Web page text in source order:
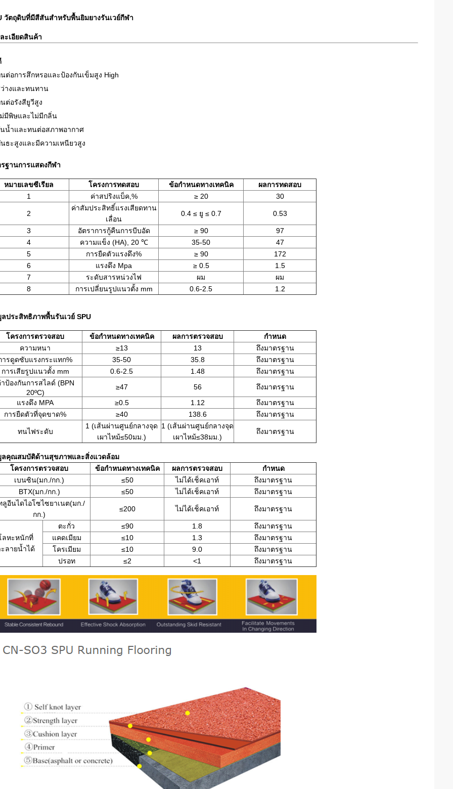
วัตถุดิบที่มีสีสันสำหรับพื้นยิมยางรันเวย์กีฬา
ะเอียดสินค้า
ต่อการสึกหรอและป้องกันเข็มสูง High
างและทนทาน
ต่อรังสียูวีสูง
มีพิษและไม่มีกลิ่น
น้ำและทนต่อสภาพอากาศ
ธะสูงและมีความเหนียวสูง
ฐานการแสดงกีฬา
หมายเลขซีเรียล โครงการทดสอบ ข้อกำหนดทางเทคนิค
ผลการทดสอบ
1
ค่าสปริงแบ็ค,% ≥ 20 30
2
ค่าสัมประสิทธิ์แรงเสียดทาน
เลื่อน
0.4 ≤ ยู ≤ 0.7 0.53
3 อัตราการกู้คืนการบีบอัด ≥ 90
97
4
ความแข็ง (HA), 20 ℃ 35-50
47
5
การยืดตัวแรงดึง% ≥ 90
172
6
แรงดึง Mpa ≥ 0.5
1.5
7
ระดับสารหน่วงไฟ ผม
ผม
8
การเปลี่ยนรูปแนวตั้ง mm 0.6-2.5 1.2
ประสิทธิภาพพื้นรันเวย์ SPU
โครงการตรวจสอบ ข้อกำหนดทางเทคนิค ผลการตรวจสอบ
กำหนด
ความหนา
≥13 13
ถึงมาตรฐาน
ารดูดซับแรงกระแทก%
35-50 35.8
ถึงมาตรฐาน
การเสียรูปแนวตั้ง mm
0.6-2.5 1.48
ถึงมาตรฐาน
ป้องกันการสไลด์ (BPN
20ºC)
≥47 56
ถึงมาตรฐาน
แรงดึง MPA
≥0.5 1.12
ถึงมาตรฐาน
การยืดตัวที่จุดขาด%
≥40 138.6 ถึงมาตรฐาน
ทนไฟระดับ
1 (เส้นผ่านศูนย์กลางจุด
เผาไหม้≤50มม.)
1 (เส้นผ่านศูนย์กลางจุด
เผาไหม้≤38มม.)
ถึงมาตรฐาน
ลคุณสมบัติด้านสุขภาพและสิ่งแวดล้อม
โครงการตรวจสอบ
ข้อกำหนดทางเทคนิค ผลการตรวจสอบ
กำหนด
เบนซิน(มก./กก.)
≤50 ไม่ได้เช็คเอาท์
ถึงมาตรฐาน
BTX(มก./กก.)
≤50 ไม่ได้เช็คเอาท์
ถึงมาตรฐาน
ลูอีนไดไอโซไซยาเนต(มก./
กก.)
≤200 ไม่ได้เช็คเอาท์ ถึงมาตรฐาน
ลหะหนักที่
ลายน้ำได้
ตะกั่ว ≤90 1.8
ถึงมาตรฐาน
แคดเมียม
≤10 1.3
ถึงมาตรฐาน
โครเมียม
≤10 9.0
ถึงมาตรฐาน
ปรอท
≤2 <1 ถึงมาตรฐาน